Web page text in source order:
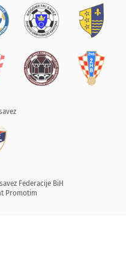
Federacije BiH
Promotim